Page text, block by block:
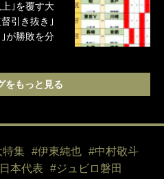
｣を覆す大
引き抜き｣
が勝敗を分
をもっと見る
特集 #伊東純也
#中村敬斗
本代表
#ジュビロ磐田